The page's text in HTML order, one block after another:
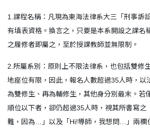
1.課程名稱：凡現為東海法律系大三「刑事訴
有填表資格。換言之，只要是本系開設之課名
之履修者即屬之，至於授課教師並無限制。
2.所屬系別：原則上不限法律系，也包括雙修
地座位有限，因此，報名人數超過35人時，以
為雙修生、再為輔修生，其他身分別最末。若
順位以下者，卻仍超過35人時，視其所書寫之
難，因為…」以及「Hi!導師，我想問…」兩欄